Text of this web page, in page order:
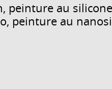
peinture au silicone
peinture au